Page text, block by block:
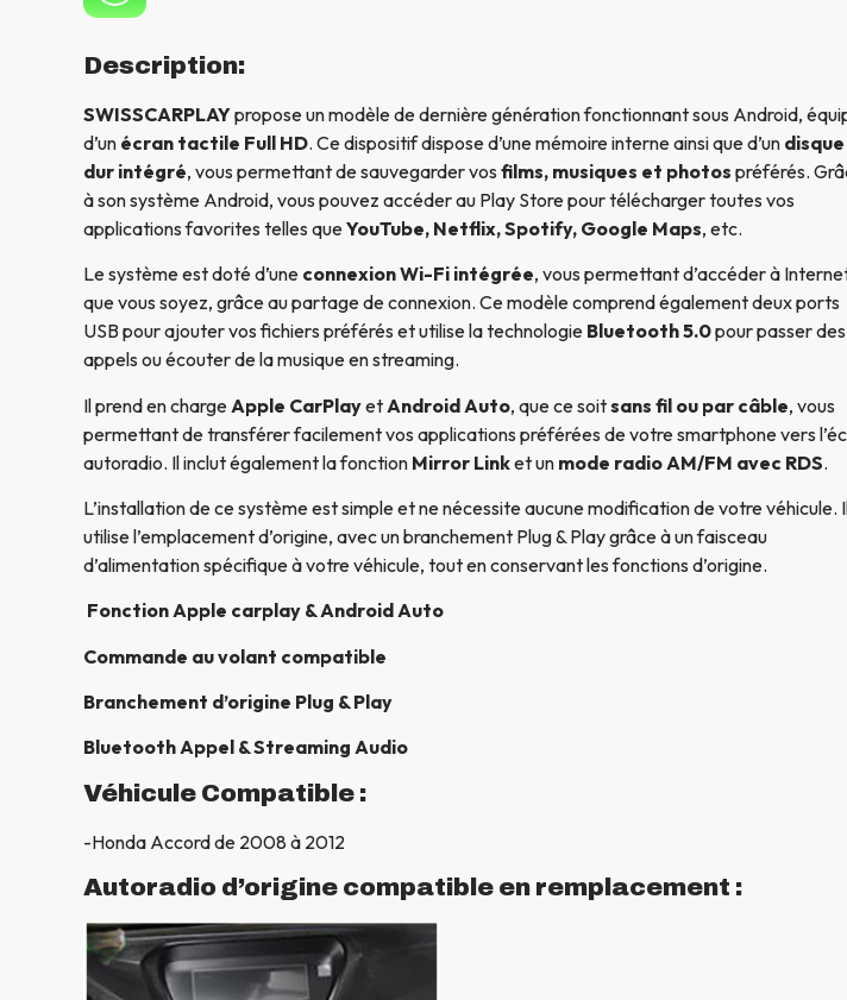
Description:
SWISSCARPLAYpropose un modèle de dernière génération fonctionnant sous Android,
d’un écran tactile Full HD. Ce dispositif dispose d’une mémoire interne ainsi que d’un disque
dur intégré, vous permettant de sauvegarder vos films, musiques et photos préférés.
à son système Android, vous pouvez accéder au Play Store pour télécharger toutes vos
applications favorites telles queYouTube, Netflix, Spotify, Google Maps, etc.
Le système est doté d’une connexion Wi-Fi intégrée, vous permettant d’accéder à
que vous soyez, grâce au partage de connexion. Ce modèle comprend également deux ports
USB pour ajouter vos fichiers préférés et utilise la technologie Bluetooth 5.0pour passer des
appels ou écouter de la musique en streaming.
Il prend en charge Apple CarPlayet Android Auto, que ce soitsans fil ou par câble, vous
permettant de transférer facilement vos applications préférées de votre smartphone vers
autoradio. Il inclut également la fonction Mirror Linket un mode radio AM/FM avec RDS.
L’installation de ce système est simple et ne nécessite aucune modification de votre véhicule.
utilise l’emplacement d’origine, avec un branchement Plug & Play grâce à un faisceau
d’alimentation spécifique à votre véhicule, tout en conservant les fonctions d’origine.
Fonction Apple carplay & Android Auto
Commande au volant compatible
Branchement d’origine Plug & Play
Bluetooth Appel & Streaming Audio
Véhicule Compatible :
-Honda Accord de 2008 à 2012
Autoradio d’origine compatible en remplacement :